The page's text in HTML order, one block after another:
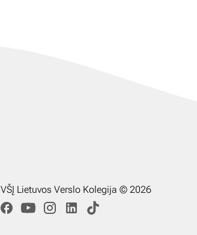
VŠĮ Lietuvos Verslo Kolegija © 2026